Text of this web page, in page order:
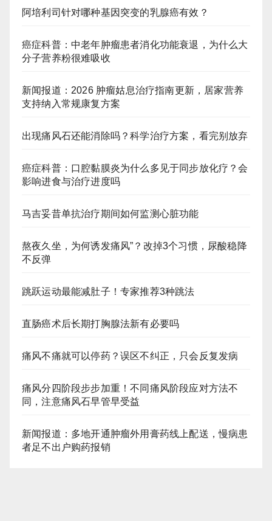
阿培利司针对哪种基因突变的乳腺癌有效？
癌症科普：中老年肿瘤患者消化功能衰退，为什么大
分子营养粉很难吸收
新闻报道：2026 肿瘤姑息治疗指南更新，居家营养
支持纳入常规康复方案
出现痛风石还能消除吗？科学治疗方案，看完别放弃
癌症科普：口腔黏膜炎为什么多见于同步放化疗？会
影响进食与治疗进度吗
马吉妥昔单抗治疗期间如何监测心脏功能
熬夜久坐，为何诱发痛风”？改掉3个习惯，尿酸稳降
不反弹
跳跃运动最能减肚子！专家推荐3种跳法
直肠癌术后长期打胸腺法新有必要吗
痛风不痛就可以停药？误区不纠正，只会反复发病
痛风分四阶段步步加重！不同痛风阶段应对方法不
同，注意痛风石早管早受益
新闻报道：多地开通肿瘤外用膏药线上配送，慢病患
者足不出户购药报销